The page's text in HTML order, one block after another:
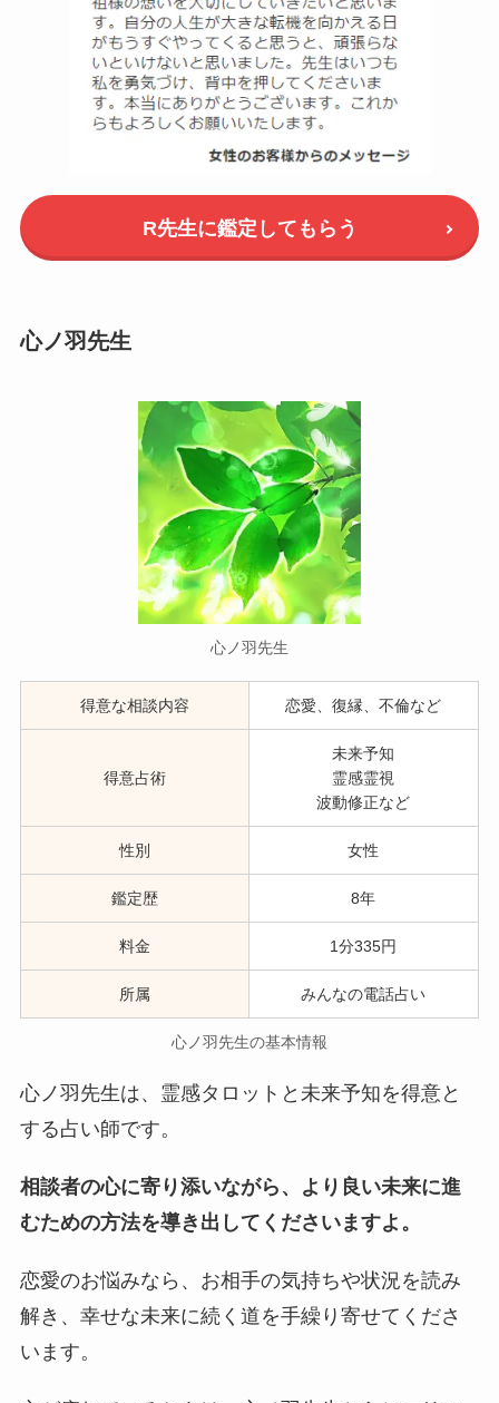
R先生に鑑定してもらう
心ノ羽先生
心ノ羽先生
得意な相談内容 恋愛、復縁、不倫など
得意占術
未来予知
霊感霊視
波動修正など
性別 女性
鑑定歴 8年
料金 1分335円
所属 みんなの電話占い
心ノ羽先生の基本情報
心ノ羽先生は、霊感タロットと未来予知を得意と
する占い師です。
相談者の心に寄り添いながら、より良い未来に進
むための方法を導き出してくださいますよ。
恋愛のお悩みなら、お相手の気持ちや状況を読み
解き、幸せな未来に続く道を手繰り寄せてくださ
います。